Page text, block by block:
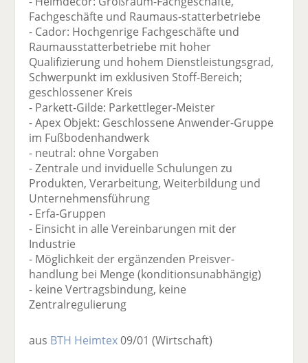
Fachgeschäfte und Raumaus-statterbetriebe
- Cador: Hochgenrige Fachgeschäfte und
Raumausstatterbetriebe mit hoher
Qualifizierung und hohem Dienstleistungsgrad,
Schwerpunkt im exklusiven Stoff-Bereich;
geschlossener Kreis
- Parkett-Gilde: Parkettleger-Meister
- Apex Objekt: Geschlossene Anwender-Gruppe
im Fußbodenhandwerk
- neutral: ohne Vorgaben
- Zentrale und inviduelle Schulungen zu
Produkten, Verarbeitung, Weiterbildung und
Unternehmensführung
- Erfa-Gruppen
- Einsicht in alle Vereinbarungen mit der
Industrie
- Möglichkeit der ergänzenden Preisver-
handlung bei Menge (konditionsunabhängig)
- keine Vertragsbindung, keine
Zentralregulierung
aus BTH Heimtex09/01(Wirtschaft)